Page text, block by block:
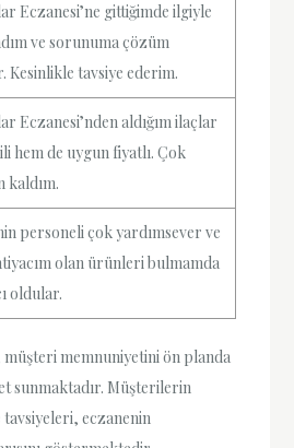
Eczanesi’ne gittiğimde ilgiyle
ve sorunuma çözüm
Kesinlikle tavsiye ederim.
Eczanesi’nden aldığım ilaçlar
hem de uygun fiyatlı. Çok
kaldım.
personeli çok yardımsever ve
olan ürünleri bulmamda
oldular.
müşteri memnuniyetini ön planda
sunmaktadır. Müşterilerin
eczanenin